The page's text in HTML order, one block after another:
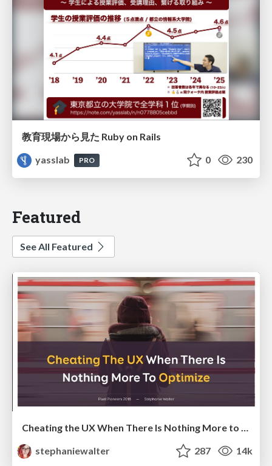
教育現場から見た Ruby on Rails
yasslab
PRO 0 230
Featured
See All Featured
Cheating the UX When There Is Nothing More to Optimize - PixelPioneers
stephaniewalter
287 14k